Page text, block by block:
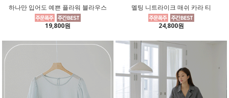
하나만 입어도 예쁜 플라워 블라우스
19,800원
멜팅 니트라이크 매쉬 카라 티
24,800원